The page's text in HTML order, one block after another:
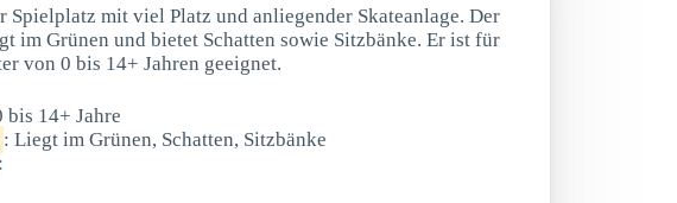
Spielplatz mit viel Platz und anliegender Skateanlage. Der
im Grünen und bietet Schatten sowie Sitzbänke. Er ist für
von 0 bis 14+ Jahren geeignet.
bis 14+ Jahre
: Liegt im Grünen, Schatten, Sitzbänke
: